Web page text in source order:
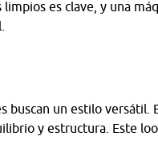
es clave, y una
buscan un estilo
y estructura. Este